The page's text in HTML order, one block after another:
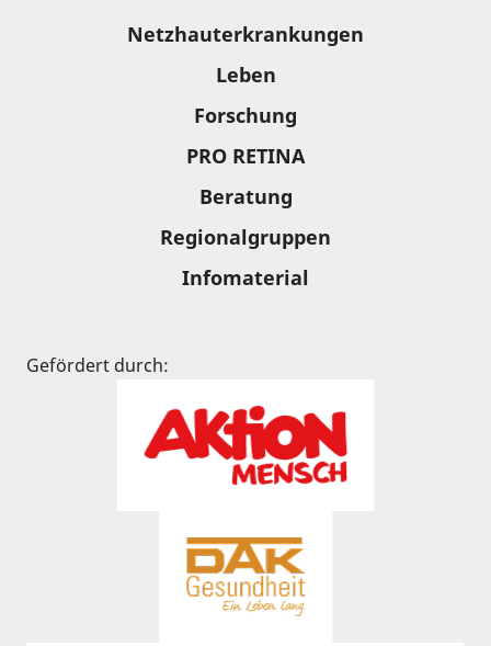
Netzhauterkrankungen
Leben
Forschung
PRO RETINA
Beratung
Regionalgruppen
Infomaterial
Gefördert durch: